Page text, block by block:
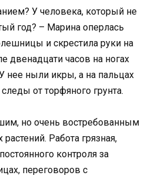
У человека, который не
год? – Марина оперлась
и скрестила руки на
двенадцати часов на ногах
нее ныли икры, а на пальцах
от торфяного грунта.
но очень востребованным
Работа грязная,
контроля за
переговоров с